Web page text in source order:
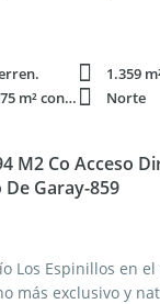
675 m² constr. Norte
M2 Co Acceso
Garay-859
Los Espinillos en
más exclusivo y